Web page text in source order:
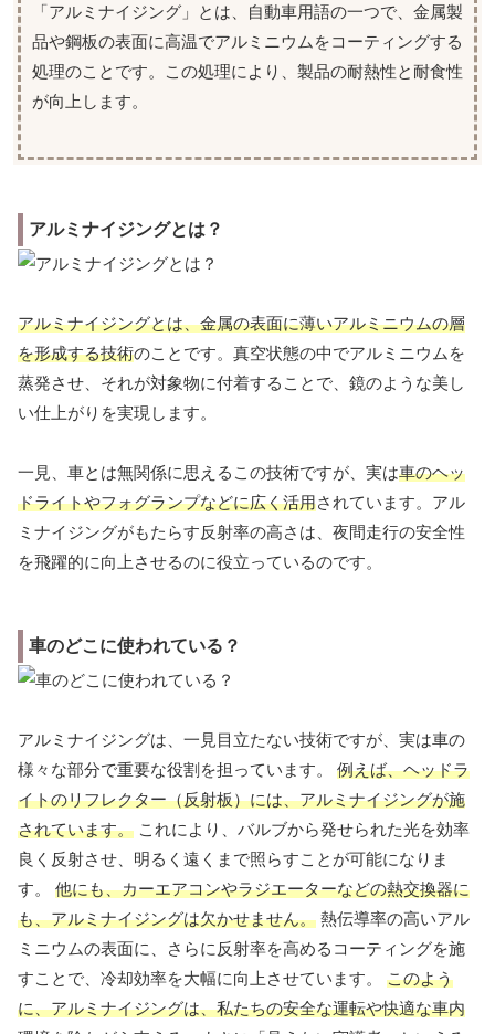
「アルミナイジング」とは、自動車用語の一つで、金属製
品や鋼板の表面に高温でアルミニウムをコーティングする
処理のことです。この処理により、製品の耐熱性と耐食性
が向上します。
アルミナイジングとは？
アルミナイジングとは、金属の表面に薄いアルミニウムの層
を形成する技術のことです。真空状態の中でアルミニウムを
蒸発させ、それが対象物に付着することで、鏡のような美し
い仕上がりを実現します。
一見、車とは無関係に思えるこの技術ですが、実は車のヘッ
ドライトやフォグランプなどに広く活用されています。アル
ミナイジングがもたらす反射率の高さは、夜間走行の安全性
を飛躍的に向上させるのに役立っているのです。
車のどこに使われている？
アルミナイジングは、一見目立たない技術ですが、実は車の
様々な部分で重要な役割を担っています。 例えば、ヘッドラ
イトのリフレクター（反射板）には、アルミナイジングが施
されています。 これにより、バルブから発せられた光を効率
良く反射させ、明るく遠くまで照らすことが可能になりま
す。 他にも、カーエアコンやラジエーターなどの熱交換器に
も、アルミナイジングは欠かせません。 熱伝導率の高いアル
ミニウムの表面に、さらに反射率を高めるコーティングを施
すことで、冷却効率を大幅に向上させています。 このよう
に、アルミナイジングは、私たちの安全な運転や快適な車内